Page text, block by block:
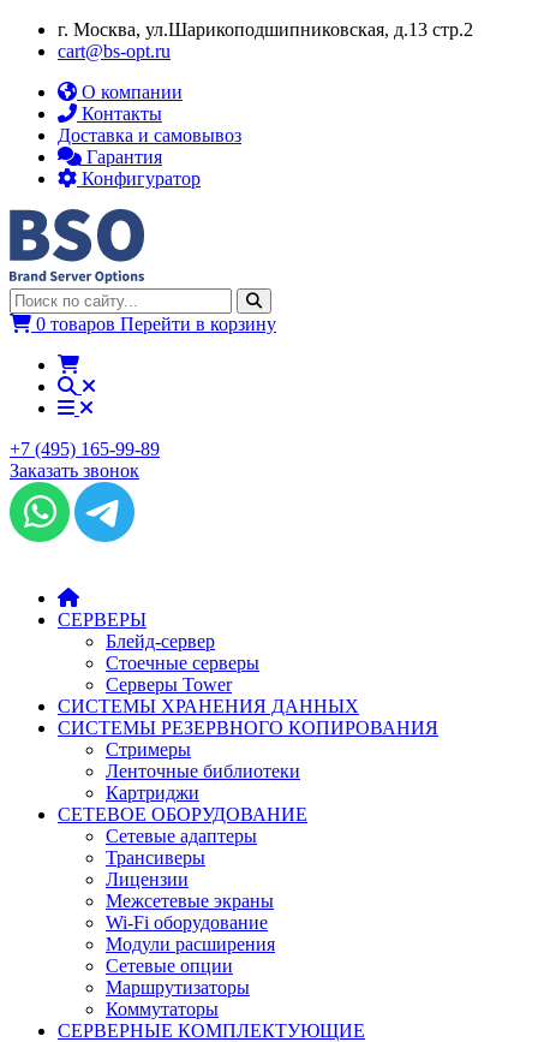
г. Москва, ул.​​Шарикоподшипниковская, д.13 стр.2
cart@bs-opt.ru
О компании
Контакты
Доставка и самовывоз
Гарантия
Конфигуратор
0 товаров Перейти в корзину
+7 (495) 165-99-89
Заказать звонок
СЕРВЕРЫ
Блейд-сервер
Стоечные серверы
Серверы Tower
СИСТЕМЫ ХРАНЕНИЯ ДАННЫХ
СИСТЕМЫ РЕЗЕРВНОГО КОПИРОВАНИЯ
Стримеры
Ленточные библиотеки
Картриджи
СЕТЕВОЕ ОБОРУДОВАНИЕ
Сетевые адаптеры
Трансиверы
Лицензии
Межсетевые экраны
Wi-Fi оборудование
Модули расширения
Сетевые опции
Маршрутизаторы
Коммутаторы
СЕРВЕРНЫЕ КОМПЛЕКТУЮЩИЕ